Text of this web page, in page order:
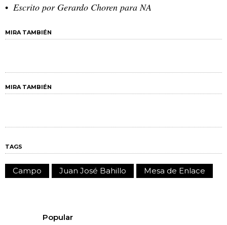
Escrito por Gerardo Choren para NA
MIRA TAMBIÉN
MIRA TAMBIÉN
TAGS
Campo Juan José Bahillo Mesa de Enlace
Popular